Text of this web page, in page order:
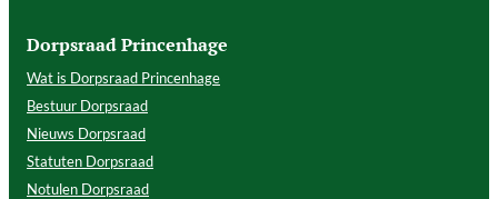
Dorpsraad Princenhage
Wat is Dorpsraad Princenhage
Bestuur Dorpsraad
Nieuws Dorpsraad
Statuten Dorpsraad
Notulen Dorpsraad